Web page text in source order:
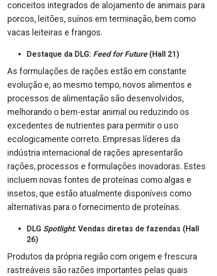
conceitos integrados de alojamento de animais para
porcos, leitões, suínos em terminação, bem como
vacas leiteiras e frangos.
Destaque da DLG: Feed for Future(Hall 21)
As formulações de rações estão em constante
evolução e, ao mesmo tempo, novos alimentos e
processos de alimentação são desenvolvidos,
melhorando o bem-estar animal ou reduzindo os
excedentes de nutrientes para permitir o uso
ecologicamente correto. Empresas líderes da
indústria internacional de rações apresentarão
rações, processos e formulações inovadoras. Estes
incluem novas fontes de proteínas como algas e
insetos, que estão atualmente disponíveis como
alternativas para o fornecimento de proteínas.
DLG Spotlight: Vendas diretas de fazendas (Hall
26)
Produtos da própria região com origem e frescura
rastreáveis ​​são razões importantes pelas quais